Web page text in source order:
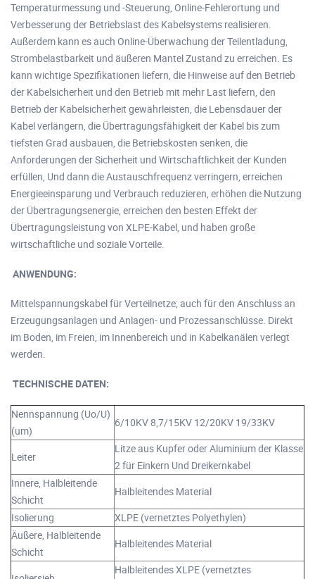
Temperaturmessung und -Steuerung, Online-Fehlerortung und
Verbesserung der Betriebslast des Kabelsystems realisieren.
Außerdem kann es auch Online-Überwachung der Teilentladung,
Strombelastbarkeit und äußeren Mantel Zustand zu erreichen. Es
kann wichtige Spezifikationen liefern, die Hinweise auf den Betrieb
der Kabelsicherheit und den Betrieb mit mehr Last liefern, den
Betrieb der Kabelsicherheit gewährleisten, die Lebensdauer der
Kabel verlängern, die Übertragungsfähigkeit der Kabel bis zum
tiefsten Grad ausbauen, die Betriebskosten senken, die
Anforderungen der Sicherheit und Wirtschaftlichkeit der Kunden
erfüllen, Und dann die Austauschfrequenz verringern, erreichen
Energieeinsparung und Verbrauch reduzieren, erhöhen die Nutzung
der Übertragungsenergie, erreichen den besten Effekt der
Übertragungsleistung von XLPE-Kabel, und haben große
wirtschaftliche und soziale Vorteile.
ANWENDUNG:
Mittelspannungskabel für Verteilnetze; auch für den Anschluss an
Erzeugungsanlagen und Anlagen- und Prozessanschlüsse. Direkt
im Boden, im Freien, im Innenbereich und in Kabelkanälen verlegt
werden.
TECHNISCHE DATEN:
Nennspannung (Uo/U)
(um)
6/10KV 8,7/15KV 12/20KV 19/33KV
Leiter
Litze aus Kupfer oder Aluminium der Klasse
2 für Einkern Und Dreikernkabel
Innere, Halbleitende
Schicht
Halbleitendes Material
Isolierung
XLPE (vernetztes Polyethylen)
Äußere, Halbleitende
Schicht
Halbleitendes Material
Halbleitendes XLPE (vernetztes